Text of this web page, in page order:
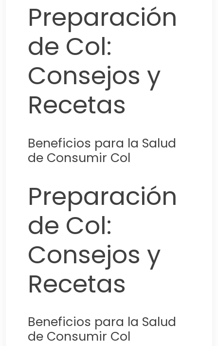
Preparación
de Col:
Consejos y
Recetas
Beneficios para la Salud
de Consumir Col
Preparación
de Col:
Consejos y
Recetas
Beneficios para la Salud
de Consumir Col